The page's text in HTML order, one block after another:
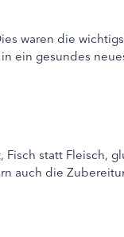
waren die
ein gesundes
statt Fleisch,
auch die